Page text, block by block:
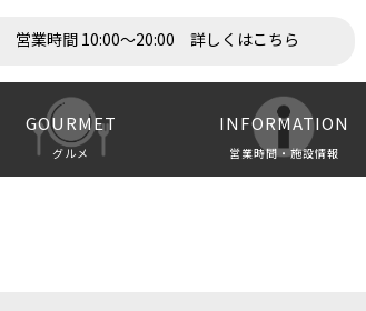
営業時間 10:00～20:00 詳しくはこちら
GOURMET
グルメ
INFORMATION
営業時間・施設情報